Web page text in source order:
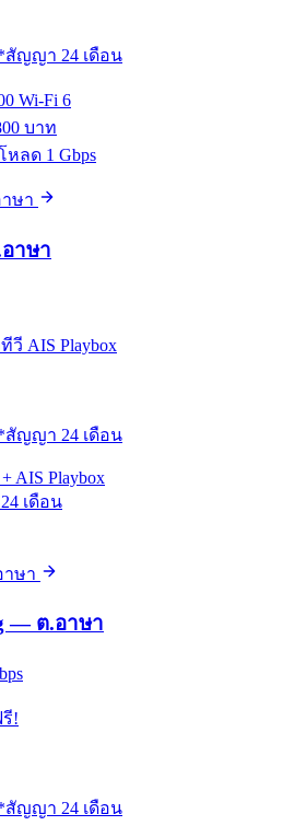
สัญญา 24 เดือน
Wi-Fi 6
บาท
หลด 1 Gbps
าษา
าษา
วี AIS Playbox
สัญญา 24 เดือน
AIS Playbox
เดือน
าษา
— ต.อาษา
!
สัญญา 24 เดือน